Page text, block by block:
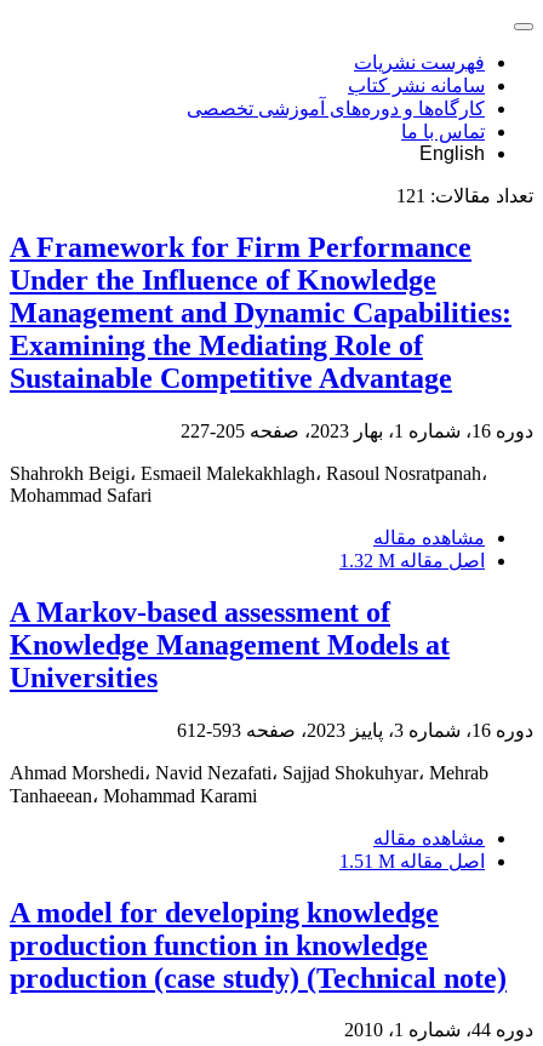
فهرست نشریات
سامانه نشر کتاب
کارگاه‌ها و دوره‌های آموزشی تخصصی
تماس با ما
English
تعداد مقالات: 121
A Framework for Firm Performance
Under the Influence of Knowledge
Management and Dynamic Capabilities:
Examining the Mediating Role of
Sustainable Competitive Advantage
دوره 16، شماره 1، بهار 2023، صفحه 205-227
Shahrokh Beigi، Esmaeil Malekakhlagh، Rasoul Nosratpanah،
Mohammad Safari
مشاهده مقاله
اصل مقاله 1.32 M
A Markov-based assessment of
Knowledge Management Models at
Universities
دوره 16، شماره 3، پاییز 2023، صفحه 593-612
Ahmad Morshedi، Navid Nezafati، Sajjad Shokuhyar، Mehrab
Tanhaeean، Mohammad Karami
مشاهده مقاله
اصل مقاله 1.51 M
A model for developing knowledge
production function in knowledge
production (case study) (Technical note)
دوره 44، شماره 1، 2010